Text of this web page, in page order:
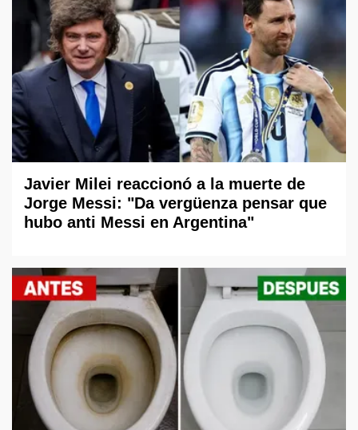
Javier Milei reaccionó a la muerte de
Jorge Messi: "Da vergüenza pensar que
hubo anti Messi en Argentina"